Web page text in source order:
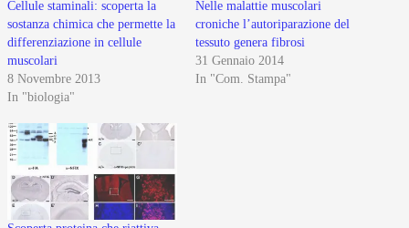
Cellule staminali: scoperta la
sostanza chimica che permette la
differenziazione in cellule
muscolari
8 Novembre 2013
In "biologia"
Nelle malattie muscolari
croniche l’autoriparazione del
tessuto genera fibrosi
31 Gennaio 2014
In "Com. Stampa"